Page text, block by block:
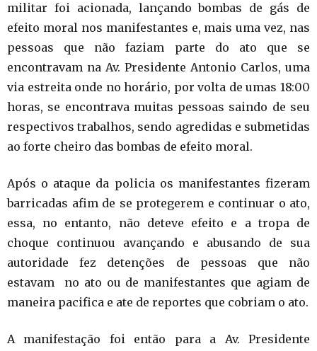
militar foi acionada, lançando bombas de gás de
efeito moral nos manifestantes e, mais uma vez, nas
pessoas que não faziam parte do ato que se
encontravam na Av. Presidente Antonio Carlos, uma
via estreita onde no horário, por volta de umas 18:00
horas, se encontrava muitas pessoas saindo de seu
respectivos trabalhos, sendo agredidas e submetidas
ao forte cheiro das bombas de efeito moral.
Após o ataque da policia os manifestantes fizeram
barricadas afim de se protegerem e continuar o ato,
essa, no entanto, não deteve efeito e a tropa de
choque continuou avançando e abusando de sua
autoridade fez detenções de pessoas que não
estavam no ato ou de manifestantes que agiam de
maneira pacifica e ate de reportes que cobriam o ato.
A manifestação foi então para a Av. Presidente